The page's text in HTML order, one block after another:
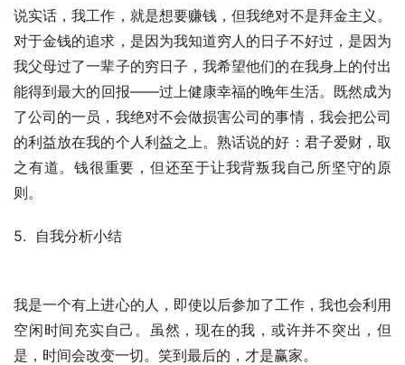
说实话，我工作，就是想要赚钱，但我绝对不是拜金主义。
对于金钱的追求，是因为我知道穷人的日子不好过，是因为
我父母过了一辈子的穷日子，我希望他们的在我身上的付出
能得到最大的回报——过上健康幸福的晚年生活。既然成为
了公司的一员，我绝对不会做损害公司的事情，我会把公司
的利益放在我的个人利益之上。熟话说的好：君子爱财，取
之有道。钱很重要，但还至于让我背叛我自己所坚守的原
则。
5.  自我分析小结
我是一个有上进心的人，即使以后参加了工作，我也会利用
空闲时间充实自己。虽然，现在的我，或许并不突出，但
是，时间会改变一切。笑到最后的，才是赢家。